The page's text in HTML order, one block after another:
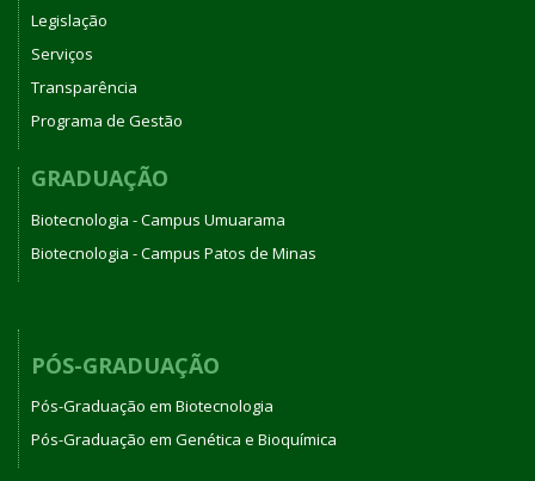
Legislação
Serviços
Transparência
Programa de Gestão
GRADUAÇÃO
Biotecnologia - Campus Umuarama
Biotecnologia - Campus Patos de Minas
PÓS-GRADUAÇÃO
Pós-Graduação em Biotecnologia
Pós-Graduação em Genética e Bioquímica